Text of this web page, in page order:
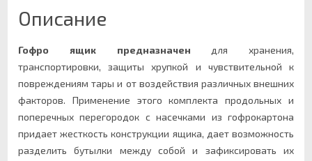
Описание
Гофро ящик предназначен
для хранения,
транспортировки, защиты хрупкой и чувствительной к
повреждениям тары и от воздействия различных внешних
факторов. Применение этого комплекта продольных и
поперечных перегородок с насечками из гофрокартона
придает жесткость конструкции ящика, дает возможность
разделить бутылки между собой и зафиксировать их